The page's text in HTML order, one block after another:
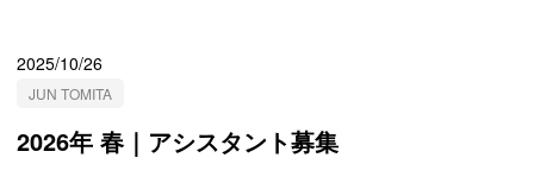
SHOPS
お買いもの
2025/10/26
JUN TOMITA
2026年 春｜アシスタント募集